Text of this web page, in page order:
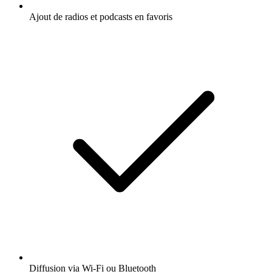
Ajout de radios et podcasts en favoris
Diffusion via Wi-Fi ou Bluetooth